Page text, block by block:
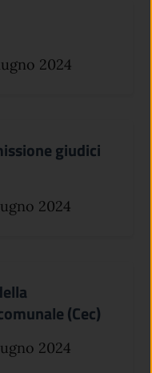
2024
giudici
2024
(Cec)
2024